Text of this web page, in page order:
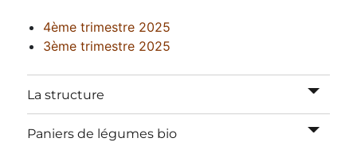
4ème trimestre 2025
3ème trimestre 2025
La structure
ouvrir
le
sous-
Paniers de légumes bio
ouvrir